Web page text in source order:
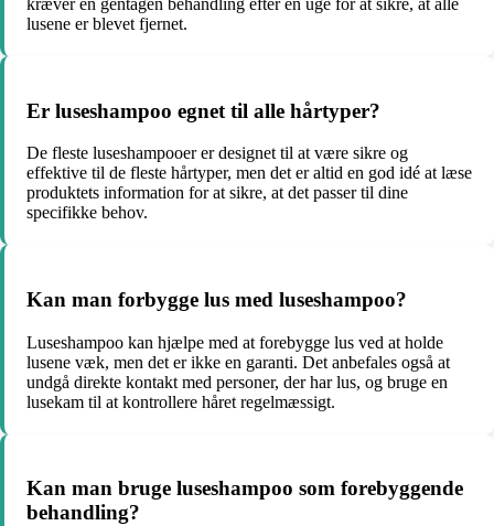
lusene er blevet fjernet.
Er luseshampoo egnet til alle hårtyper?
De fleste luseshampooer er designet til at være sikre og
effektive til de fleste hårtyper, men det er altid en god idé at læse
produktets information for at sikre, at det passer til dine
specifikke behov.
Kan man forbygge lus med luseshampoo?
Luseshampoo kan hjælpe med at forebygge lus ved at holde
lusene væk, men det er ikke en garanti. Det anbefales også at
undgå direkte kontakt med personer, der har lus, og bruge en
lusekam til at kontrollere håret regelmæssigt.
Kan man bruge luseshampoo som forebyggende
behandling?